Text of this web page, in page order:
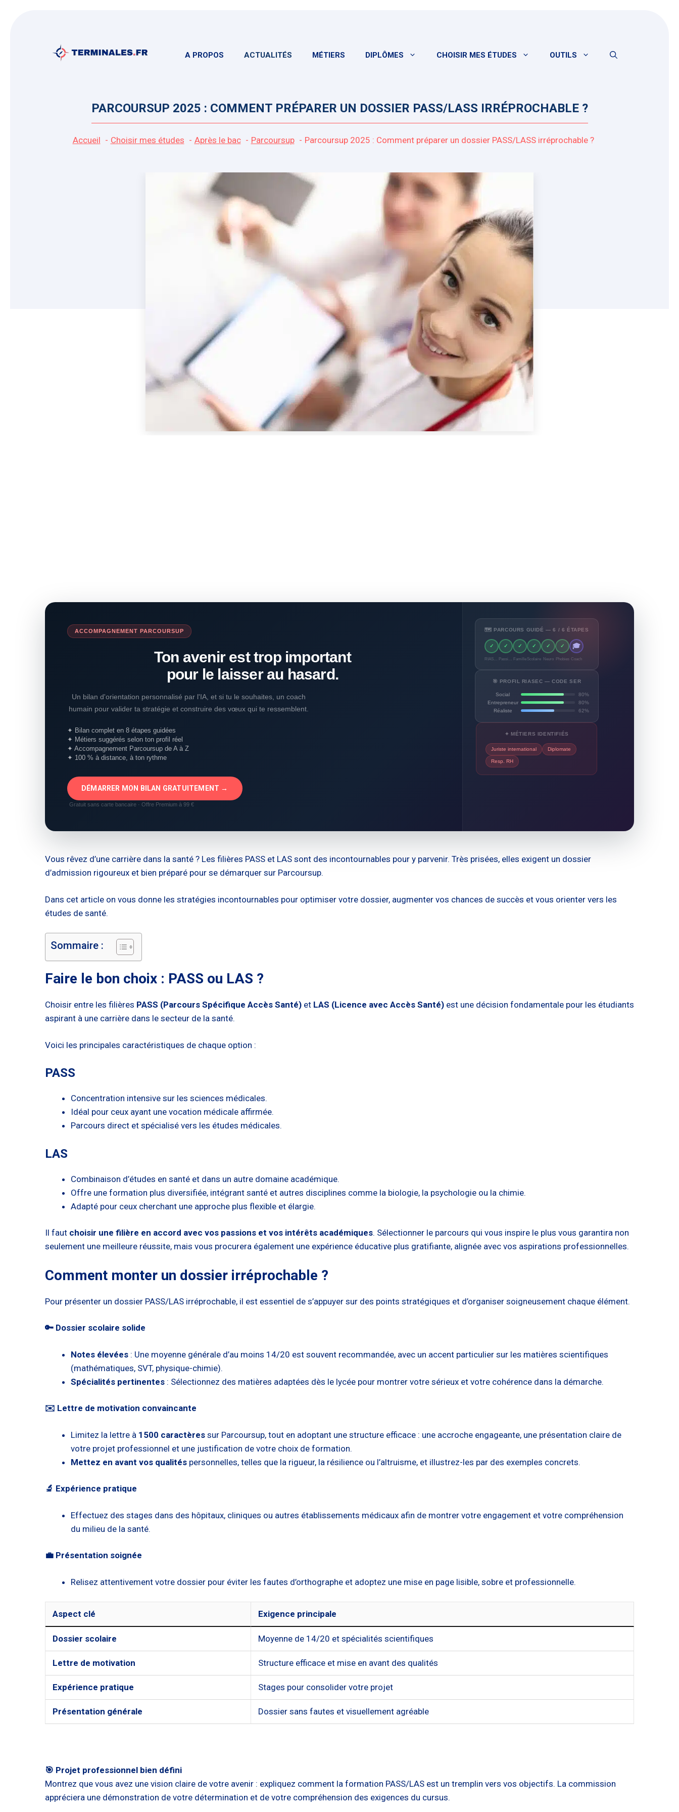
A PROPOS ACTUALITÉS MÉTIERS DIPLÔMES CHOISIR MES ÉTUDES OUTILS
PARCOURSUP 2025 : COMMENT PRÉPARER UN DOSSIER PASS/LASS IRRÉPROCHABLE ?
Accueil Choisir mes études Après le bac Parcoursup Parcoursup 2025 : Comment préparer un dossier PASS/LASS irréprochable ?
ACCOMPAGNEMENT PARCOURSUP
Ton avenir est trop important
pour le laisser au hasard.
Un bilan d'orientation personnalisé par l'IA, et si tu le souhaites, un coach
humain pour valider ta stratégie et construire des vœux qui te ressemblent.
✦ Bilan complet en 8 étapes guidées
✦ Métiers suggérés selon ton profil réel
✦ Accompagnement Parcoursup de A à Z
✦ 100 % à distance, à ton rythme
DÉMARRER MON BILAN GRATUITEMENT →
Gratuit sans carte bancaire · Offre Premium à 99 €
🗺️ PARCOURS GUIDÉ — 6 / 6 ÉTAPES
✓ ✓ ✓ ✓ ✓ ✓ 🎓
Famille Scolaire Neuro Phobies Coach
🎯 PROFIL RIASEC — CODE SER
Social
80%
Entrepreneur
80%
Réaliste
62%
✦ MÉTIERS IDENTIFIÉS
Juriste international Diplomate
Resp. RH
Vous rêvez d’une carrière dans la santé ? Les filières PASS et LAS sont des incontournables pour y parvenir. Très prisées, elles exigent un dossier
d’admission rigoureux et bien préparé pour se démarquer sur Parcoursup.
Dans cet article on vous donne les stratégies incontournables pour optimiser votre dossier, augmenter vos chances de succès et vous orienter vers les
études de santé.
Sommaire :
Faire le bon choix : PASS ou LAS ?
Choisir entre les filières PASS (Parcours Spécifique Accès Santé) et LAS (Licence avec Accès Santé) est une décision fondamentale pour les étudiants
aspirant à une carrière dans le secteur de la santé.
Voici les principales caractéristiques de chaque option :
PASS
Concentration intensive sur les sciences médicales.
Idéal pour ceux ayant une vocation médicale affirmée.
Parcours direct et spécialisé vers les études médicales.
LAS
Combinaison d’études en santé et dans un autre domaine académique.
Offre une formation plus diversifiée, intégrant santé et autres disciplines comme la biologie, la psychologie ou la chimie.
Adapté pour ceux cherchant une approche plus flexible et élargie.
Il faut choisir une filière en accord avec vos passions et vos intérêts académiques. Sélectionner le parcours qui vous inspire le plus vous garantira non
seulement une meilleure réussite, mais vous procurera également une expérience éducative plus gratifiante, alignée avec vos aspirations professionnelles.
Comment monter un dossier irréprochable ?
Pour présenter un dossier PASS/LAS irréprochable, il est essentiel de s’appuyer sur des points stratégiques et d’organiser soigneusement chaque élément.
🔑 Dossier scolaire solide
Notes élevées : Une moyenne générale d’au moins 14/20 est souvent recommandée, avec un accent particulier sur les matières scientifiques
(mathématiques, SVT, physique-chimie).
Spécialités pertinentes : Sélectionnez des matières adaptées dès le lycée pour montrer votre sérieux et votre cohérence dans la démarche.
✉️ Lettre de motivation convaincante
Limitez la lettre à 1500 caractères sur Parcoursup, tout en adoptant une structure efficace : une accroche engageante, une présentation claire de
votre projet professionnel et une justification de votre choix de formation.
Mettez en avant vos qualités personnelles, telles que la rigueur, la résilience ou l’altruisme, et illustrez-les par des exemples concrets.
🔬 Expérience pratique
Effectuez des stages dans des hôpitaux, cliniques ou autres établissements médicaux afin de montrer votre engagement et votre compréhension
du milieu de la santé.
💼 Présentation soignée
Relisez attentivement votre dossier pour éviter les fautes d’orthographe et adoptez une mise en page lisible, sobre et professionnelle.
Aspect clé Exigence principale
Dossier scolaire Moyenne de 14/20 et spécialités scientifiques
Lettre de motivation Structure efficace et mise en avant des qualités
Expérience pratique Stages pour consolider votre projet
Présentation générale Dossier sans fautes et visuellement agréable
🎯 Projet professionnel bien défini
Montrez que vous avez une vision claire de votre avenir : expliquez comment la formation PASS/LAS est un tremplin vers vos objectifs. La commission
appréciera une démonstration de votre détermination et de votre compréhension des exigences du cursus.